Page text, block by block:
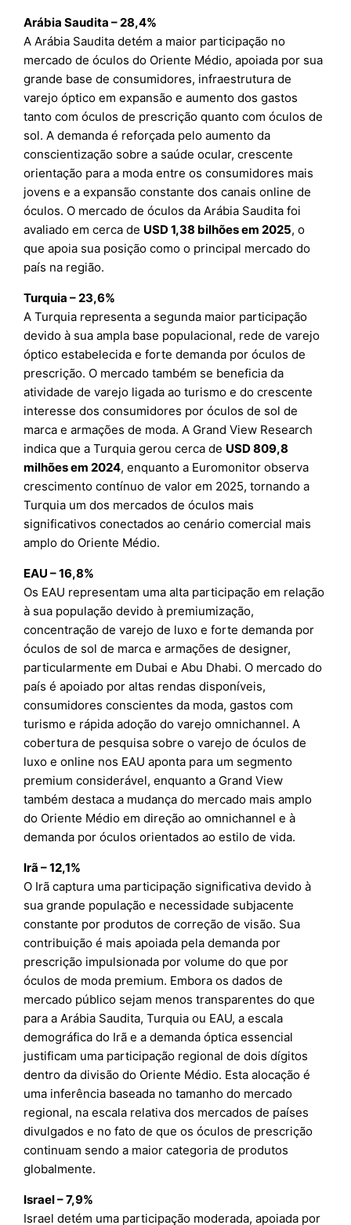
Arábia Saudita – 28,4%
A Arábia Saudita detém a maior participação no
mercado de óculos do Oriente Médio, apoiada por sua
grande base de consumidores, infraestrutura de
varejo óptico em expansão e aumento dos gastos
tanto com óculos de prescrição quanto com óculos de
sol. A demanda é reforçada pelo aumento da
conscientização sobre a saúde ocular, crescente
orientação para a moda entre os consumidores mais
jovens e a expansão constante dos canais online de
óculos. O mercado de óculos da Arábia Saudita foi
avaliado em cerca de USD 1,38 bilhões em 2025, o
que apoia sua posição como o principal mercado do
país na região.
Turquia – 23,6%
A Turquia representa a segunda maior participação
devido à sua ampla base populacional, rede de varejo
óptico estabelecida e forte demanda por óculos de
prescrição. O mercado também se beneficia da
atividade de varejo ligada ao turismo e do crescente
interesse dos consumidores por óculos de sol de
marca e armações de moda. A Grand View Research
indica que a Turquia gerou cerca de USD 809,8
milhões em 2024, enquanto a Euromonitor observa
crescimento contínuo de valor em 2025, tornando a
Turquia um dos mercados de óculos mais
significativos conectados ao cenário comercial mais
amplo do Oriente Médio.
EAU – 16,8%
Os EAU representam uma alta participação em relação
à sua população devido à premiumização,
concentração de varejo de luxo e forte demanda por
óculos de sol de marca e armações de designer,
particularmente em Dubai e Abu Dhabi. O mercado do
país é apoiado por altas rendas disponíveis,
consumidores conscientes da moda, gastos com
turismo e rápida adoção do varejo omnichannel. A
cobertura de pesquisa sobre o varejo de óculos de
luxo e online nos EAU aponta para um segmento
premium considerável, enquanto a Grand View
também destaca a mudança do mercado mais amplo
do Oriente Médio em direção ao omnichannel e à
demanda por óculos orientados ao estilo de vida.
Irã – 12,1%
O Irã captura uma participação significativa devido à
sua grande população e necessidade subjacente
constante por produtos de correção de visão. Sua
contribuição é mais apoiada pela demanda por
prescrição impulsionada por volume do que por
óculos de moda premium. Embora os dados de
mercado público sejam menos transparentes do que
para a Arábia Saudita, Turquia ou EAU, a escala
demográfica do Irã e a demanda óptica essencial
justificam uma participação regional de dois dígitos
dentro da divisão do Oriente Médio. Esta alocação é
uma inferência baseada no tamanho do mercado
regional, na escala relativa dos mercados de países
divulgados e no fato de que os óculos de prescrição
continuam sendo a maior categoria de produtos
globalmente.
Israel – 7,9%
Israel detém uma participação moderada, apoiada por